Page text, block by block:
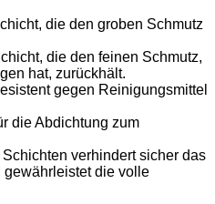
die den groben Schmutz
die den feinen Schmutz,
hat, zurückhält.
gegen Reinigungsmittel
die Abdichtung zum
verhindert sicher das
gewährleistet die volle